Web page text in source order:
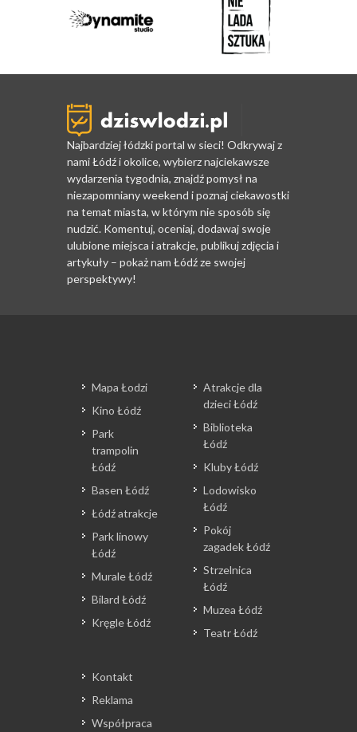
Najbardziej łódzki portal w sieci! Odkrywaj z
nami Łódź i okolice, wybierz najciekawsze
wydarzenia tygodnia, znajdź pomysł na
niezapomniany weekend i poznaj ciekawostki
na temat miasta, w którym nie sposób się
nudzić. Komentuj, oceniaj, dodawaj swoje
ulubione miejsca i atrakcje, publikuj zdjęcia i
artykuły – pokaż nam Łódź ze swojej
perspektywy!
Mapa Łodzi
Kino Łódź
Park
trampolin
Łódź
Basen Łódź
Łódź atrakcje
Park linowy
Łódź
Murale Łódź
Bilard Łódź
Kręgle Łódź
Atrakcje dla
dzieci Łódź
Biblioteka
Łódź
Kluby Łódź
Lodowisko
Łódź
Pokój
zagadek Łódź
Strzelnica
Łódź
Muzea Łódź
Teatr Łódź
Kontakt
Reklama
Współpraca